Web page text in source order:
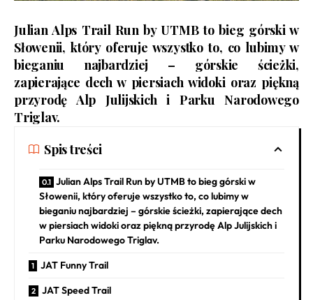
Julian Alps Trail Run by UTMBto bieg górski w
Słowenii, który oferuje wszystko to, co lubimy w
bieganiu najbardziej – górskie ścieżki,
zapierające dech w piersiach widoki oraz piękną
przyrodę Alp Julijskich i Parku Narodowego
Triglav.
Spis treści
Julian Alps Trail Run by UTMB to bieg górski w
Słowenii, który oferuje wszystko to, co lubimy w
bieganiu najbardziej – górskie ścieżki, zapierające dech
w piersiach widoki oraz piękną przyrodę Alp Julijskich i
Parku Narodowego Triglav.
JAT Funny Trail
JAT Speed Trail